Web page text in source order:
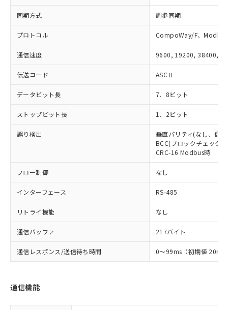
同期方式 調歩同期
プロトコル CompoWay/F、Modbus
通信速度 9600, 19200, 38400,
伝送コード ASCⅡ
データビット長 7、8ビット
ストップビット長 1、2ビット
誤り検出
垂直パリティ(なし、偶
BCC(ブロックチェック
CRC-16 Modbus時
フロー制御 なし
インターフェース RS-485
リトライ機能 なし
通信バッファ 217バイト
通信レスポンス/送信待ち時間 0～99ms（初期値 20ms
通信機能
また、RoHS指令のフタル酸エステル類４
物質の対応では、対応完了までの期間は出
荷製品に未対応品が混在することから備考
欄に対応日を記載しておりました。
既に当社にて対応品への在庫切替を完了
していることから、特段のことがない限
り、2022年1月12日より割愛しておりま